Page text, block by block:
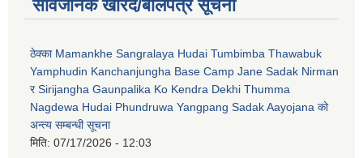
सार्वजनिक खरिद/बोलपत्र सूचना
ठेक्का Mamankhe Sangralaya Hudai Tumbimba Thawabuk
Yamphudin Kanchanjungha Base Camp Jane Sadak Nirman
र Sirijangha Gaunpalika Ko Kendra Dekhi Thumma
Nagdewa Hudai Phundruwa Yangpang Sadak Aayojana को
अन्त्य सम्बन्धी सूचना
मिति: 07/17/2026 - 12:03